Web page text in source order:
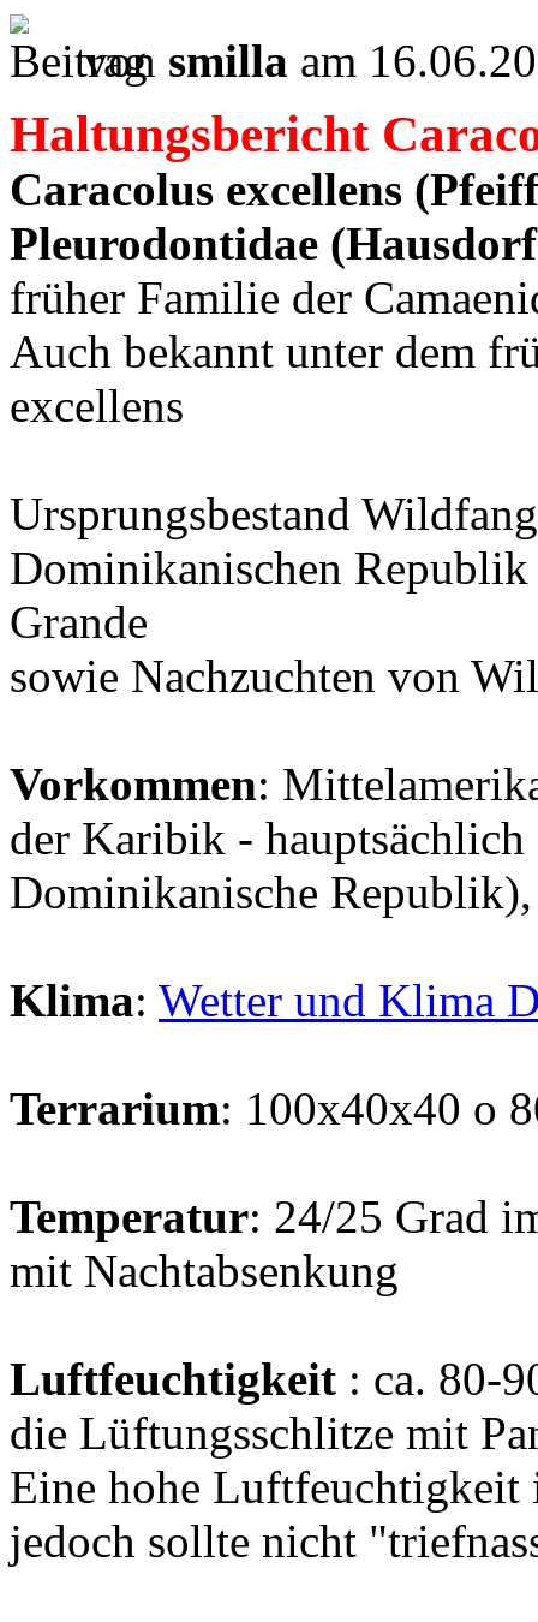
von smilla am
Haltungsbericht
Caracolus excellens
Pleurodontidae
früher Familie der
Auch bekannt unter dem
excellens
Ursprungsbestand
Dominikanischen
Grande
sowie Nachzuchten von
Vorkommen:
der Karibik -
Dominikanische
Klima: Wetter und Klima
Terrarium: 100x40x40 o
Temperatur: 24/25 Grad
mit Nachtabsenkung
Luftfeuchtigkeit : ca. 80-
die Lüftungsschlitze mit
Eine hohe
jedoch sollte nicht